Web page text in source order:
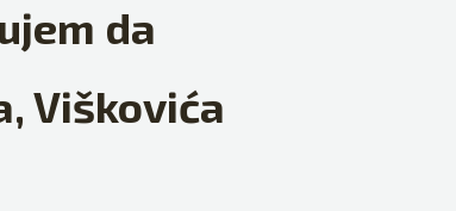
da
Viškovića